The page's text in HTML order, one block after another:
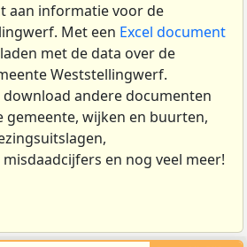
aan informatie voor de
Met een Excel document
met de data over de
Weststellingwerf.
download andere documenten
gemeente, wijken en buurten,
en nog veel meer!